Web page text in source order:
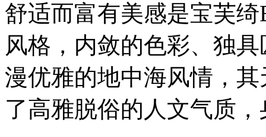
舒适而富有美感是宝芙
风格，内敛的色彩、独
漫优雅的地中海风情，
了高雅脱俗的人文气质，